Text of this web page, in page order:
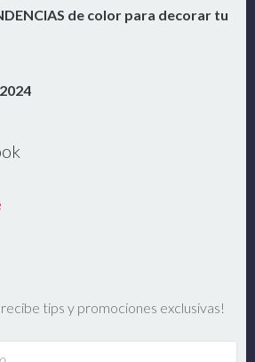
de color para decorar tu
tips y promociones exclusivas!